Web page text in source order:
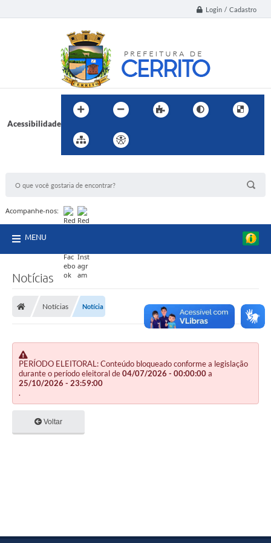
Login / Cadastro
Acessibilidade
Acompanhe-nos:
MENU
Notícias
Notícias Notícia
PERÍODO ELEITORAL: Conteúdo bloqueado conforme a legislação
durante o período eleitoral de04/07/2026 - 00:00:00a
25/10/2026 - 23:59:00
.
Voltar